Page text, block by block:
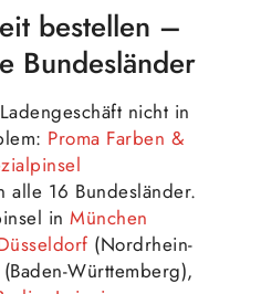
bestellen –
Bundesländer
nicht in
Proma Farben &
alle 16 Bundesländer.
inMünchen
(Nordrhein-
(Baden-Württemberg),